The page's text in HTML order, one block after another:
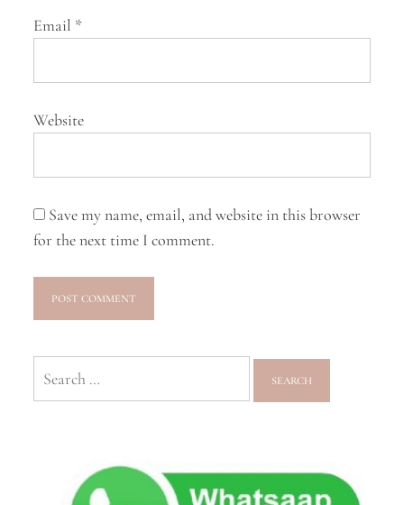
Email *
Website
Save my name, email, and website in this browser
for the next time I comment.